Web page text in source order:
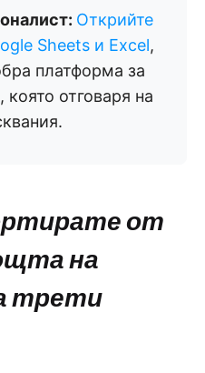
Открийте
Sheets и Excel,
платформа за
отговаря на
от
на
трети